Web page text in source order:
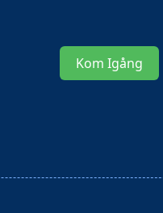
Kom Igång